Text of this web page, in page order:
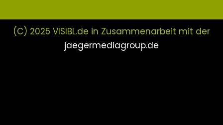
(C) 2025 VISIBL.de in Zusammenarbeit mit der
jaegermediagroup.de